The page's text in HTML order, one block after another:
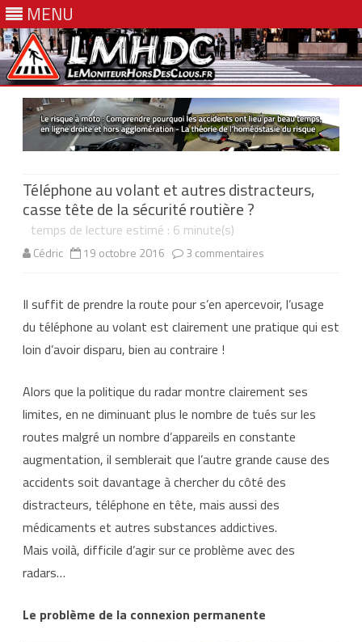
MENU
Skip
to
content
Téléphone au volant et autres distracteurs,
casse tête de la sécurité routière ?
temps de lecture estimé : 6 minute(s)
Cédric 19 octobre 2016 3 commentaires
au
volant
autres
distracteurs,
tête
de
la
?
Il suffit de prendre la route pour s’en apercevoir, l’usage
du téléphone au volant est clairement une pratique qui est
loin d’avoir disparu, bien au contraire !
Alors que la politique du radar montre clairement ses
limites, en ne diminuant plus le nombre de tués sur les
routes malgré un nombre d’appareils en constante
augmentation, il semblerait que l’autre grande cause des
accidents soit davantage à chercher du côté des
distracteurs, téléphone en tête, mais aussi des
médicaments et autres substances addictives.
Mais voilà, difficile d’agir sur ce problème avec des
radars…
Le problème de la connexion permanente